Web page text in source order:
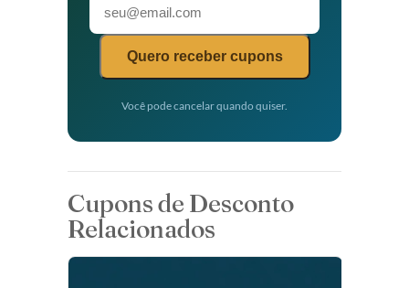
Quero receber cupons
Você pode cancelar quando quiser.
Cupons de Desconto
Relacionados